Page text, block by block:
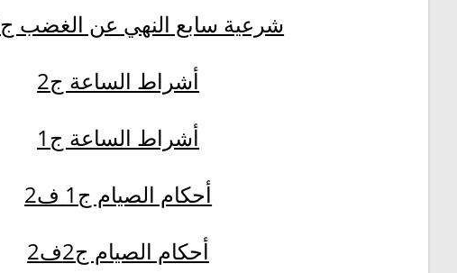
شرعية سابع النهي عن الغضب ج2ف2
أشراط الساعة ج2
أشراط الساعة ج1
أحكام الصيام ج1 ف2
أحكام الصيام ج2ف2